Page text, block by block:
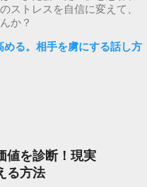
ストレスを自信に変えて、
か？
る。相手を虜にする話し方
値を診断！現実
る方法